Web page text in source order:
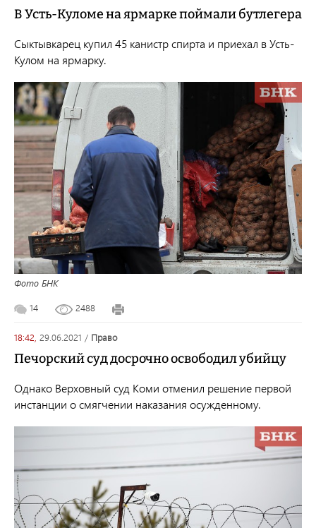
В Усть-Куломе на ярмарке поймали бутлегера
Сыктывкарец купил 45 канистр спирта и приехал в Усть-
Кулом на ярмарку.
Фото БНК
14 2488
18:42, 29.06.2021 / право
Печорский суд досрочно освободил убийцу
Однако Верховный суд Коми отменил решение первой
инстанции о смягчении наказания осужденному.